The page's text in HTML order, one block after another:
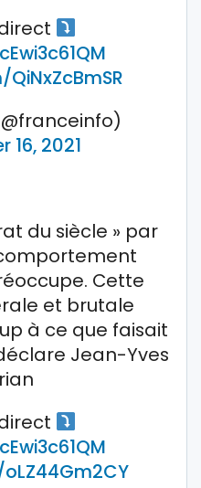
16, 2021
du siècle » par
comportement
Cette
et brutale
à ce que faisait
Jean-Yves